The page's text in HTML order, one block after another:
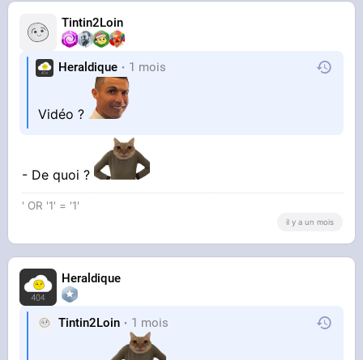
Tintin2Loin
Heraldique 1 mois
Vidéo ?
- De quoi ?
' OR '1' = '1'
il y a un mois
Heraldique
Tintin2Loin 1 mois